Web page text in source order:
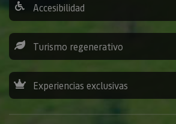
Accesibilidad
Turismo regenerativo
Experiencias exclusivas